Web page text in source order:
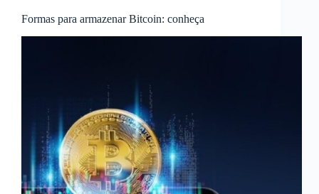
Formas para armazenar Bitcoin: conheça